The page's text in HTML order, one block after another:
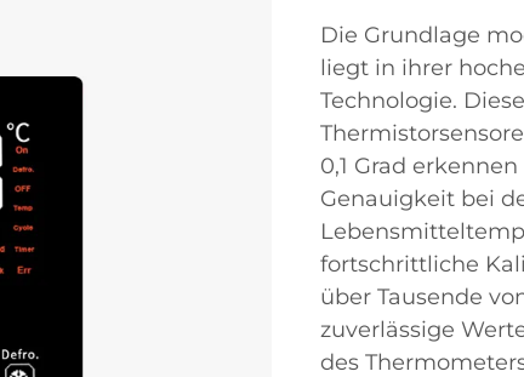
Die Grundlage
liegt in ihrer
Technologie.
0,1 Grad
Genauigkeit bei
fortschrittliche
über Tausende
zuverlässige
des